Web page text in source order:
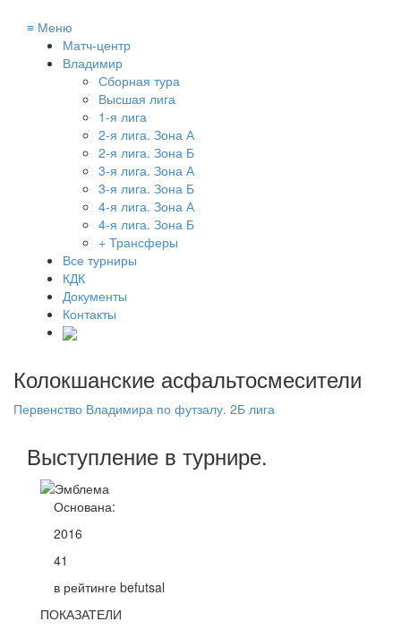
≡ Меню
Матч-центр
Владимир
Сборная тура
Высшая лига
1-я лига
2-я лига. Зона А
2-я лига. Зона Б
3-я лига. Зона А
3-я лига. Зона Б
4-я лига. Зона А
4-я лига. Зона Б
+ Трансферы
Все турниры
КДК
Документы
Контакты
Колокшанские асфальтосмесители
Первенство Владимира по футзалу. 2Б лига
Выступление в турнире.
Основана:
2016
41
в рейтинге befutsal
ПОКАЗАТЕЛИ